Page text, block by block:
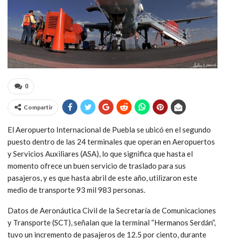
0
Compartir
El Aeropuerto Internacional de Puebla se ubicó en el segundo
puesto dentro de las 24 terminales que operan en Aeropuertos
y Servicios Auxiliares (ASA), lo que significa que hasta el
momento ofrece un buen servicio de traslado para sus
pasajeros, y es que hasta abril de este año, utilizaron este
medio de transporte 93 mil 983 personas.
Datos de Aeronáutica Civil de la Secretaría de Comunicaciones
y Transporte (SCT), señalan que la terminal “Hermanos Serdán”,
tuvo un incremento de pasajeros de 12.5 por ciento, durante